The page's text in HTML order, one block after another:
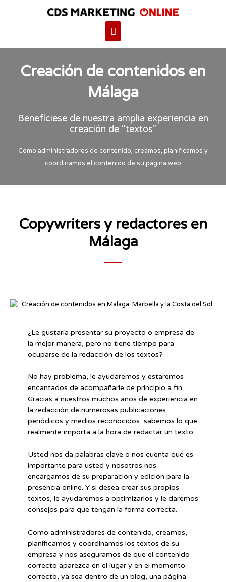
Menú
principal
Creación de contenidos en
Málaga
Benefíciese de nuestra amplia experiencia en
creación de “textos”
Como administradores de contenido, creamos, planificamos y
coordinamos el contenido de su página web
Copywriters y redactores en
Málaga
¿Le gustaría presentar su proyecto o empresa de
la mejor manera, pero no tiene tiempo para
ocuparse de la redacción de los textos?
No hay problema, le ayudaremos y estaremos
encantados de acompañarle de principio a fin.
Gracias a nuestros muchos años de experiencia en
la redacción de numerosas publicaciones,
periódicos y medios reconocidos, sabemos lo que
realmente importa a la hora de redactar un texto.
Usted nos da palabras clave o nos cuenta qué es
importante para usted y nosotros nos
encargamos de su preparación y edición para la
presencia online. Y si desea crear sus propios
textos, le ayudaremos a optimizarlos y le daremos
consejos para que tengan la forma correcta.
Como administradores de contenido, creamos,
planificamos y coordinamos los textos de su
empresa y nos aseguramos de que el contenido
correcto aparezca en el lugar y en el momento
correcto, ya sea dentro de un blog, una página